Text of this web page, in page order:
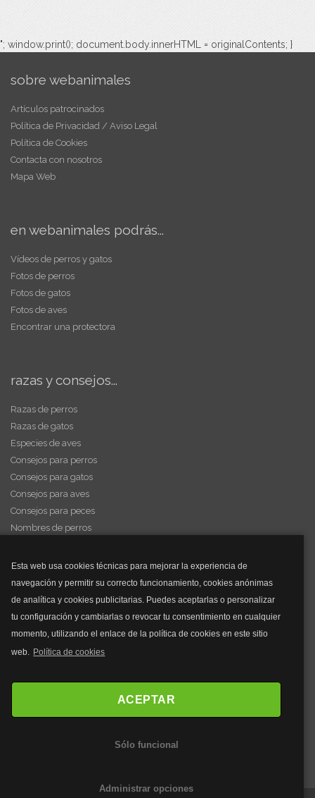
Esta web usa cookies técnicas para mejorar la experiencia de
navegación y permitir su correcto funcionamiento, cookies anónimas
de analítica y cookies publicitarias. Puedes aceptarlas o personalizar
tu configuración y cambiarlas o revocar tu consentimiento en cualquier
momento, utilizando el enlace de la política de cookies en este sitio
web. Política de cookies
ACEPTAR
Sólo funcional
Administrar opciones
"; window.print(); document.body.innerHTML = originalContents; }
sobre webanimales
Artículos patrocinados
Política de Privacidad / Aviso Legal
Política de Cookies
Contacta con nosotros
Mapa Web
en webanimales podrás...
Vídeos de perros y gatos
Fotos de perros
Fotos de gatos
Fotos de aves
Encontrar una protectora
razas y consejos...
Razas de perros
Razas de gatos
Especies de aves
Consejos para perros
Consejos para gatos
Consejos para aves
Consejos para peces
Nombres de perros
y mucho más...